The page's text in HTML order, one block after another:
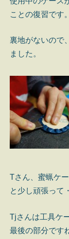
ことの復習です。
裏地がないので
ました。
Tさん、蜜蝋ケ
と少し頑張って
Tjさんは工具ケ
最後の部分です